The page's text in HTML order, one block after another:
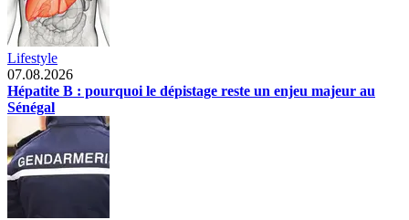
Lifestyle
07.08.2026
Hépatite B : pourquoi le dépistage reste un enjeu majeur au
Sénégal